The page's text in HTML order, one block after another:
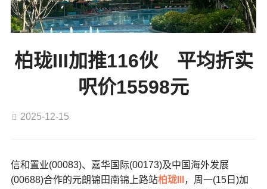
柏珑III加推116伙 平均折实
呎价15598元
2025-12-15
信和置业(00083)、嘉华国际(00173)及中国海外发展
(00688)合作的元朗锦田南锦上路站柏珑III
，周一(15日)加